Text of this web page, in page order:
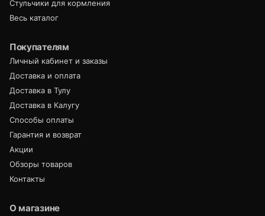
Стульчики для кормления
Весь каталог
Покупателям
Личный кабинет и заказы
Доставка и оплата
Доставка в Тулу
Доставка в Калугу
Способы оплаты
Гарантия и возврат
Акции
Обзоры товаров
Контакты
О магазине